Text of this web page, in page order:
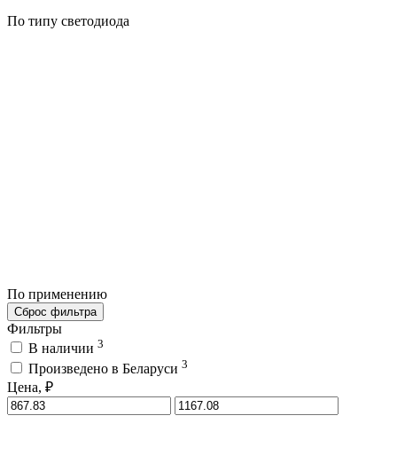
По типу светодиода
По применению
Сброс фильтра
Фильтры
В наличии 3
Произведено в Беларуси 3
Цена, ₽